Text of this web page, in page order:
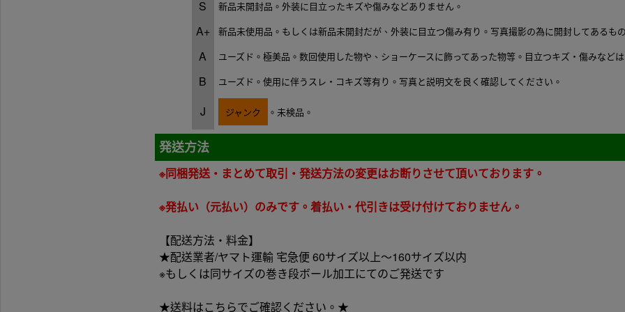
S
新品未開封品。外装に目立ったキズや傷みなどありません。
A+ 新品未使用品。もしくは新品未開封だが、外装に目立つ傷み有り。写真撮影の為に開封してあるも
A ユーズド。極美品。数回使用した物や、ショーケースに飾ってあった物等。目立つキズ・傷みなど
B ユーズド。使用に伴うスレ・コキズ等有り。写真と説明文を良く確認してください。
J ジャンク 。未検品。
発送方法
※同梱発送・まとめて取引・発送方法の変更はお断りさせて頂いております。
※発払い（元払い）のみです。着払い・代引きは受け付けておりません。
【配送方法・料金】
★配送業者/ヤマト運輸 宅急便 60サイズ以上～160サイズ以内
※もしくは同サイズの巻き段ボール加工にてのご発送です
★送料はこちらでご確認ください。★